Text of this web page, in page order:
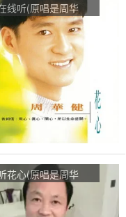
线听(原唱是周华
凡之人演唱点播:66
花心(原唱是周华
声知音演唱点播:31